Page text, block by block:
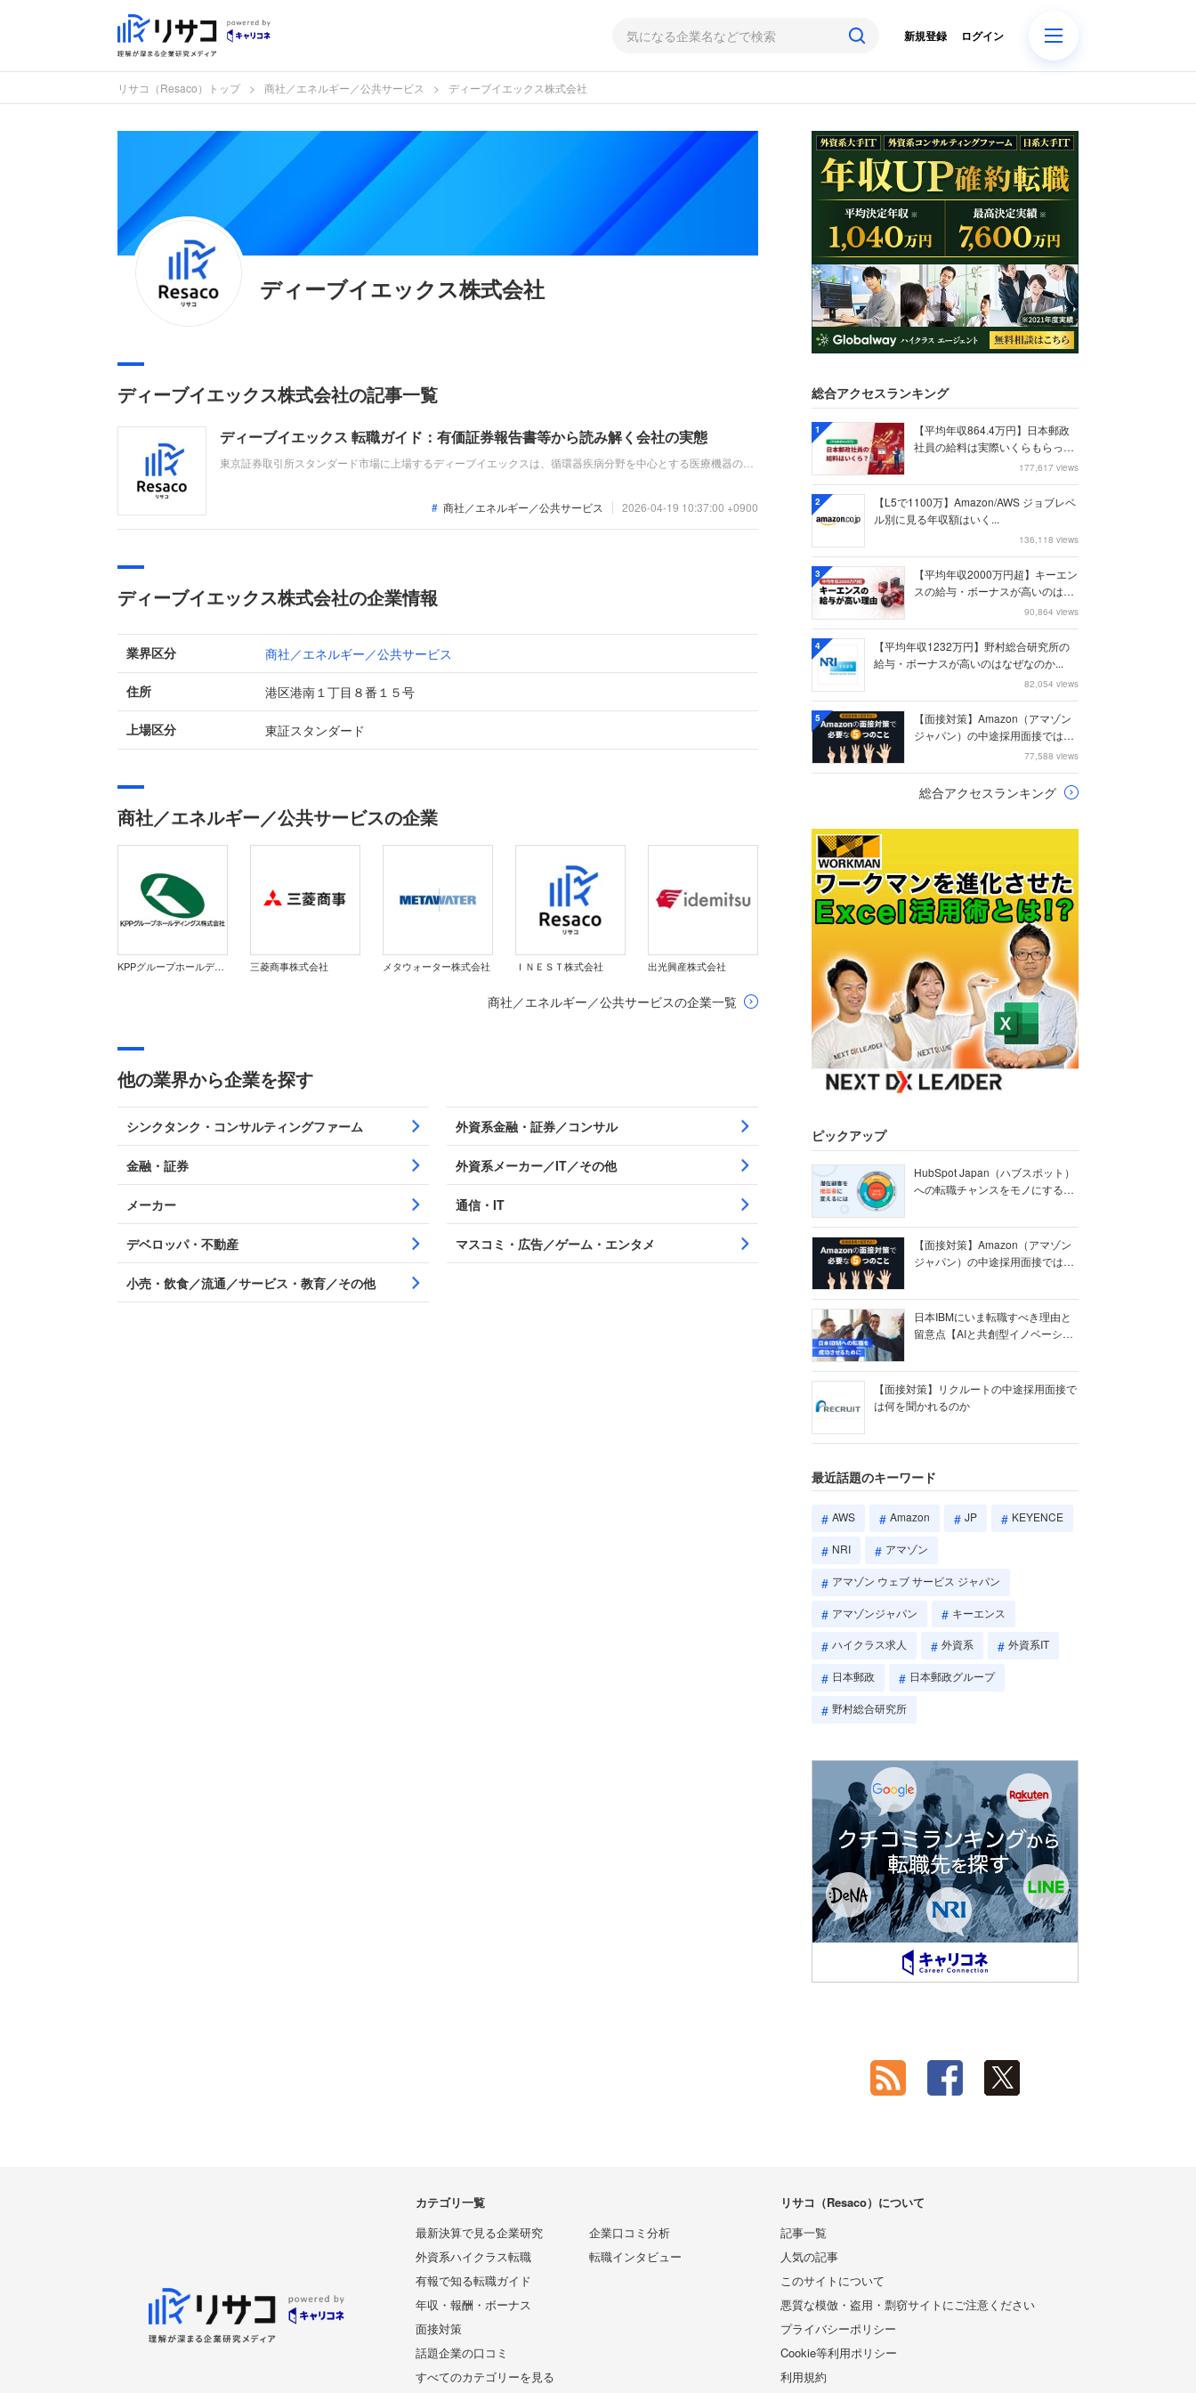
ログイン
新規登録
リサコ（Resaco）トップ 商社／エネルギー／公共サービス ディーブイエックス株式会社
ディーブイエックス株式会社
ディーブイエックス株式会社の記事一覧
ディーブイエックス 転職ガイド：有価証券報告書等から読み解く会社の実態
東京証券取引所スタンダード市場に上場するディーブイエックスは、循環器疾病分野を中心とする医療機器の販
商社／エネルギー／公共サービス 2026-04-19 10:37:00 +0900
ディーブイエックス株式会社の企業情報
業界区分 商社／エネルギー／公共サービス
住所 港区港南１丁目８番１５号
上場区分 東証スタンダード
商社／エネルギー／公共サービスの企業
KPPグループホールディングス株式会社 三菱商事株式会社 メタウォーター株式会社 ＩＮＥＳＴ株式会社 出光興産株式会社
商社／エネルギー／公共サービスの企業一覧
他の業界から企業を探す
シンクタンク・コンサルティングファーム 外資系金融・証券／コンサル
金融・証券 外資系メーカー／IT／その他
メーカー 通信・IT
デベロッパ・不動産 マスコミ・広告／ゲーム・エンタメ
小売・飲食／流通／サービス・教育／その他
総合アクセスランキング
1
【平均年収864.4万円】日本郵政
社員の給料は実際いくらもらって
177,617 views
2
【L5で1100万】Amazon/AWS ジョブレベ
ル別に見る年収額はいく...
136,118 views
3
【平均年収2000万円超】キーエン
スの給与・ボーナスが高いのはな
90,864 views
4
【平均年収1232万円】野村総合研究所の
給与・ボーナスが高いのはなぜなのか...
82,054 views
5
【面接対策】Amazon（アマゾン
ジャパン）の中途採用面接では何
77,588 views
総合アクセスランキング
ピックアップ
HubSpot Japan（ハブスポット）
への転職チャンスをモノにする
【面接対策】Amazon（アマゾン
ジャパン）の中途採用面接では何
日本IBMにいま転職すべき理由と
留意点【AIと共創型イノベーショ
【面接対策】リクルートの中途採用面接で
は何を聞かれるのか
最近話題のキーワード
AWS Amazon JP KEYENCE
NRI アマゾン
アマゾン ウェブ サービス ジャパン
アマゾンジャパン キーエンス
ハイクラス求人 外資系 外資系IT
日本郵政 日本郵政グループ
野村総合研究所
カテゴリ一覧
最新決算で見る企業研究
外資系ハイクラス転職
有報で知る転職ガイド
年収・報酬・ボーナス
面接対策
話題企業の口コミ
企業口コミ分析
転職インタビュー
すべてのカテゴリーを見る
リサコ（Resaco）について
記事一覧
人気の記事
このサイトについて
悪質な模倣・盗用・剽窃サイトにご注意ください
プライバシーポリシー
Cookie等利用ポリシー
利用規約